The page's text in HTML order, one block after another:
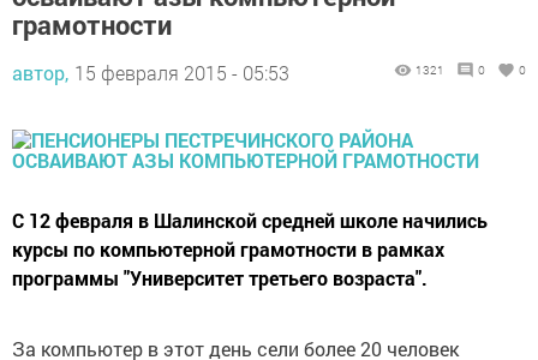
грамотности
автор, 15 февраля 2015 - 05:53 1321 0 0
С 12 февраля в Шалинской средней школе начились
курсы по компьютерной грамотности в рамках
программы "Университет третьего возраста".
За компьютер в этот день сели более 20 человек